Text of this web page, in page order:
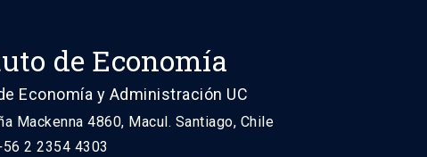
de Economía
Economía y Administración UC
Mackenna 4860, Macul. Santiago, Chile
2 2354 4303